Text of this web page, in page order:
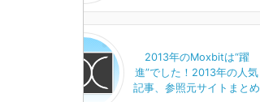
2013年のMoxbitは“躍
進”でした！2013年の人気
記事、参照元サイトまとめ